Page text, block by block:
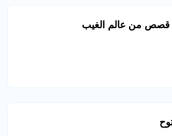
من عالم الغيب